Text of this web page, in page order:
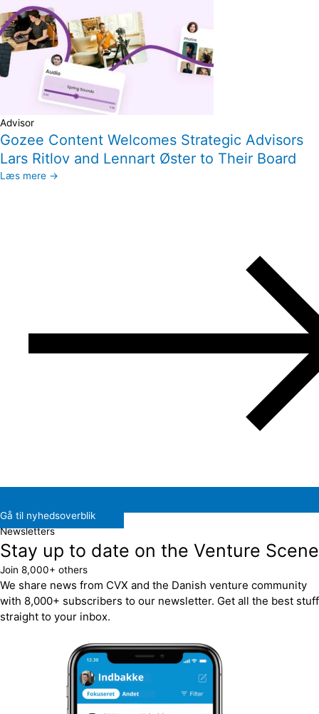
Advisor
Gozee Content Welcomes Strategic Advisors
Lars Ritlov and Lennart Øster to Their Board
Læs mere →
Gå til nyhedsoverblik
Newsletters
Stay up to date on the Venture Scene
Join 8,000+ others
We share news from CVX and the Danish venture community
with 8,000+ subscribers to our newsletter. Get all the best stuff
straight to your inbox.